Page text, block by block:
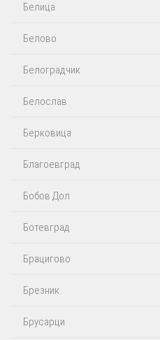
Белица
Белово
Белоградчик
Белослав
Берковица
Благоевград
Бобов Дол
Ботевград
Брацигово
Брезник
Брусарци